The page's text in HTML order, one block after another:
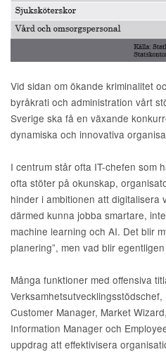
Vid sidan om ökande kriminalitet
byråkrati och administration vårt
Sverige ska få en växande
dynamiska och innovativa
I centrum står ofta IT-chefen som
ofta stöter på okunskap,
hinder i ambitionen att digitalisera
därmed kunna jobba smartare,
machine learning och AI. Det blir
planering”, men vad blir
Många funktioner med offensiva
Customer Manager, Market
Information Manager och
uppdrag att effektivisera